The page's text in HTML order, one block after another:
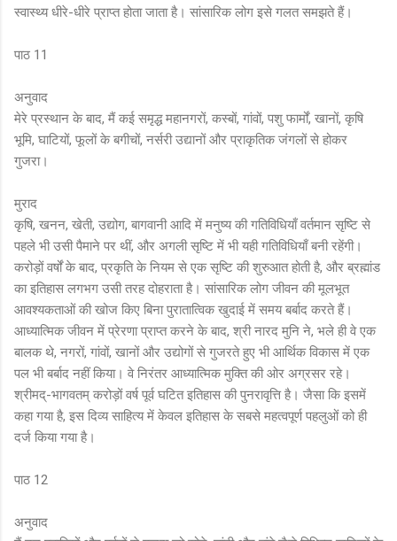
स्वास्थ्य धीरे-धीरे प्राप्त होता जाता है। सांसारिक लोग इसे गलत समझते हैं।
पाठ 11
अनुवाद
मेरे प्रस्थान के बाद, मैं कई समृद्ध महानगरों, कस्बों, गांवों, पशु फार्मों, खानों, कृषि
भूमि, घाटियों, फूलों के बगीचों, नर्सरी उद्यानों और प्राकृतिक जंगलों से होकर
गुजरा।
मुराद
कृषि, खनन, खेती, उद्योग, बागवानी आदि में मनुष्य की गतिविधियाँ वर्तमान सृष्टि से
पहले भी उसी पैमाने पर थीं, और अगली सृष्टि में भी यही गतिविधियाँ बनी रहेंगी।
करोड़ों वर्षों के बाद, प्रकृति के नियम से एक सृष्टि की शुरुआत होती है, और ब्रह्मांड
का इतिहास लगभग उसी तरह दोहराता है। सांसारिक लोग जीवन की मूलभूत
आवश्यकताओं की खोज किए बिना पुरातात्विक खुदाई में समय बर्बाद करते हैं।
आध्यात्मिक जीवन में प्रेरणा प्राप्त करने के बाद, श्री नारद मुनि ने, भले ही वे एक
बालक थे, नगरों, गांवों, खानों और उद्योगों से गुजरते हुए भी आर्थिक विकास में एक
पल भी बर्बाद नहीं किया। वे निरंतर आध्यात्मिक मुक्ति की ओर अग्रसर रहे।
श्रीमद्-भागवतम् करोड़ों वर्ष पूर्व घटित इतिहास की पुनरावृत्ति है। जैसा कि इसमें
कहा गया है, इस दिव्य साहित्य में केवल इतिहास के सबसे महत्वपूर्ण पहलुओं को ही
दर्ज किया गया है।
पाठ 12
अनुवाद